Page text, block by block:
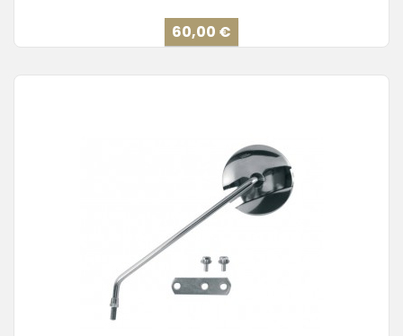
60,00 €